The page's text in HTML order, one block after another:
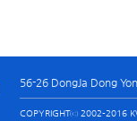
56-26 DongJa Dong
COPYRIGHTⓒ 2002-2016